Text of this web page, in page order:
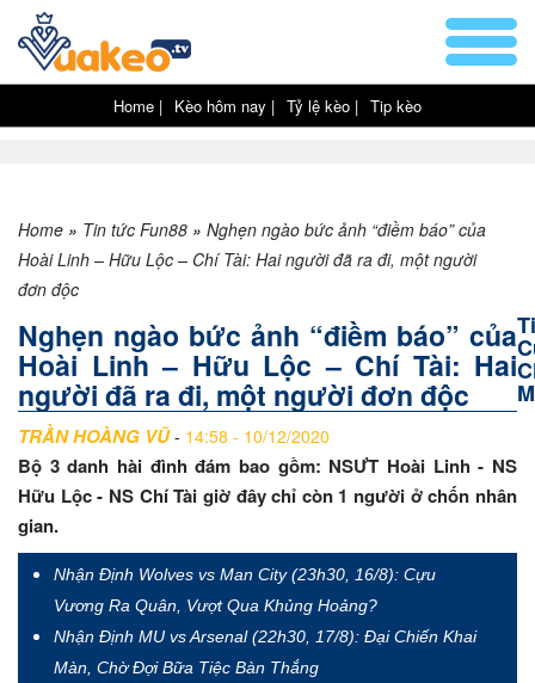
Home | Kèo hôm nay | Tỷ lệ kèo | Tip kèo
Home » Tin tức Fun88 » Nghẹn ngào bức ảnh “điềm báo” của
Hoài Linh – Hữu Lộc – Chí Tài: Hai người đã ra đi, một người
đơn độc
Nghẹn ngào bức ảnh “điềm báo” của
Hoài Linh – Hữu Lộc – Chí Tài: Hai
người đã ra đi, một người đơn độc
TRẦN HOÀNG VŨ- 14:58 - 10/12/2020
Bộ 3 danh hài đình đám bao gồm: NSƯT Hoài Linh - NS
Hữu Lộc - NS Chí Tài giờ đây chỉ còn 1 người ở chốn nhân
gian.
Nhận Định Wolves vs Man City (23h30, 16/8): Cựu
Vương Ra Quân, Vượt Qua Khủng Hoảng?
Nhận Định MU vs Arsenal (22h30, 17/8): Đại Chiến Khai
Màn, Chờ Đợi Bữa Tiệc Bàn Thắng